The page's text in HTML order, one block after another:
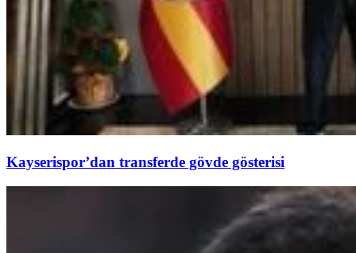
Kayserispor’dan transferde gövde gösterisi